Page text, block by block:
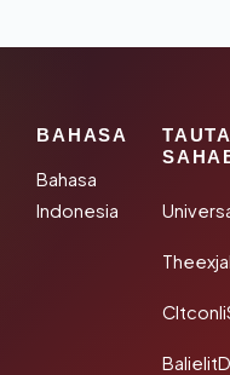
BAHASA
Bahasa
Indonesia